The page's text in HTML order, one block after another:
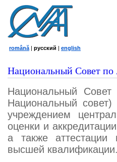
română | русский | english
Национальный Совет по
Национальный
Национальный
учреждением
оценки и
а также аттестации
высшей